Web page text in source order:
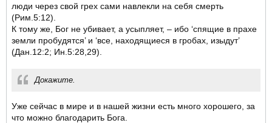
люди через свой грех сами навлекли на себя смерть
(Рим.5:12).
К тому же, Бог не убивает, а усыпляет, – ибо ‘спящие в прахе
земли пробудятся’ и ‘все, находящиеся в гробах, изыдут’
(Дан.12:2; Ин.5:28,29).
Докажите.
Уже сейчас в мире и в нашей жизни есть много хорошего, за
что можно благодарить Бога.